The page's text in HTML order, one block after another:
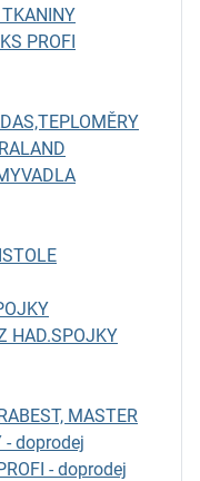
TKANINY
PROFI
HAD.SPOJKY
MASTER
- doprodej
- doprodej